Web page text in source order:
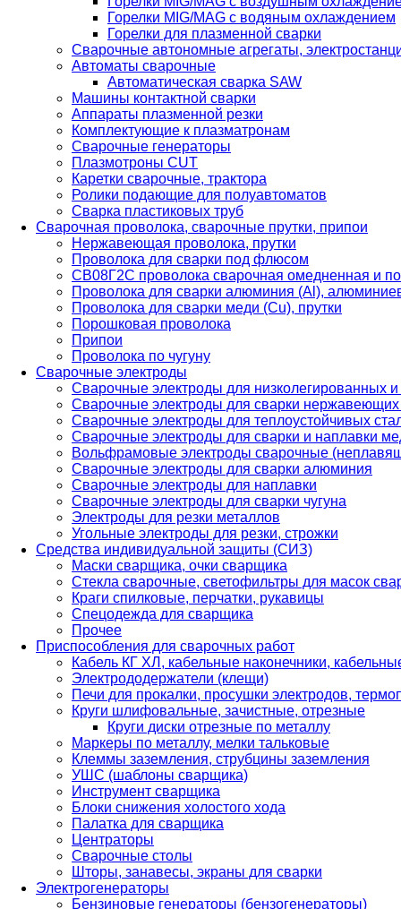
Горелки MIG/MAG с водяным охлаждением
Горелки для плазменной сварки
Сварочные автономные агрегаты,
Автоматы сварочные
Автоматическая сварка SAW
Машины контактной сварки
Аппараты плазменной резки
Комплектующие к плазматронам
Сварочные генераторы
Плазмотроны CUT
Каретки сварочные, трактора
Ролики подающие для полуавтоматов
Сварка пластиковых труб
Сварочная проволока, сварочные прутки, припои
Нержавеющая проволока, прутки
Проволока для сварки под флюсом
СВ08Г2С проволока сварочная омедненная и
Проволока для сварки алюминия (Al),
Проволока для сварки меди (Cu), прутки
Порошковая проволока
Припои
Проволока по чугуну
Сварочные электроды
Сварочные электроды для низколегированных и
Сварочные электроды для сварки
Сварочные электроды для теплоустойчивых
Сварочные электроды для сварки и наплавки
Вольфрамовые электроды сварочные
Сварочные электроды для сварки алюминия
Сварочные электроды для наплавки
Сварочные электроды для сварки чугуна
Электроды для резки металлов
Угольные электроды для резки, строжки
Средства индивидуальной защиты (СИЗ)
Маски сварщика, очки сварщика
Стекла сварочные, светофильтры для масок
Краги спилковые, перчатки, рукавицы
Спецодежда для сварщика
Прочее
Приспособления для сварочных работ
Кабель КГ ХЛ, кабельные наконечники,
Электрододержатели (клещи)
Печи для прокалки, просушки электродов,
Круги шлифовальные, зачистные, отрезные
Круги диски отрезные по металлу
Маркеры по металлу, мелки тальковые
Клеммы заземления, струбцины заземления
УШС (шаблоны сварщика)
Инструмент сварщика
Блоки снижения холостого хода
Палатка для сварщика
Центраторы
Сварочные столы
Шторы, занавесы, экраны для сварки
Электрогенераторы
Бензиновые генераторы (бензогенераторы)